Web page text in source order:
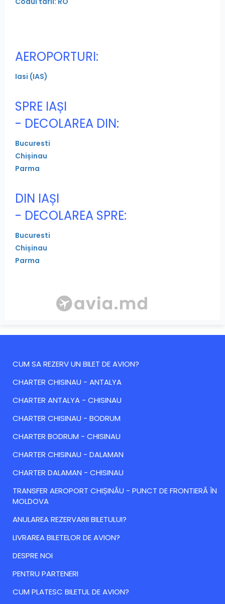
AEROPORTURI:
Iasi (IAS)
SPRE IAȘI
- DECOLAREA DIN:
Bucuresti
Chișinau
Parma
DIN IAȘI
- DECOLAREA SPRE:
Bucuresti
Chișinau
Parma
CUM SA REZERV UN BILET DE AVION?
CHARTER CHISINAU - ANTALYA
CHARTER ANTALYA - CHISINAU
CHARTER CHISINAU - BODRUM
CHARTER BODRUM - CHISINAU
CHARTER CHISINAU - DALAMAN
CHARTER DALAMAN - CHISINAU
TRANSFER AEROPORT CHIȘINĂU - PUNCT DE FRONTIERĂ ÎN
MOLDOVA
ANULAREA REZERVARII BILETULUI?
LIVRAREA BILETELOR DE AVION?
DESPRE NOI
PENTRU PARTENERI
CUM PLATESC BILETUL DE AVION?